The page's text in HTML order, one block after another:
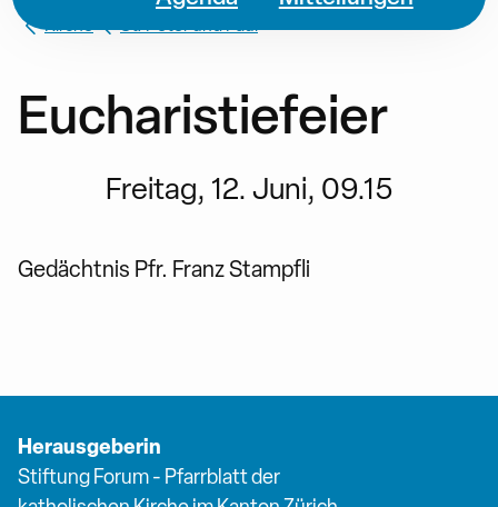
Kirche St. Peter und Paul
Eucharistiefeier
Freitag, 12. Juni, 09.15
Gedächtnis Pfr. Franz Stampfli
Herausgeberin
Stiftung Forum - Pfarrblatt der